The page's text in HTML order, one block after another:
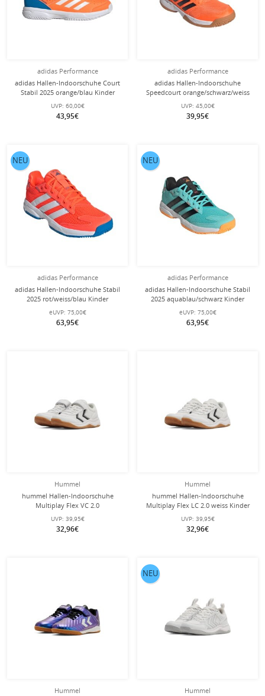
adidas Performance
adidas Hallen-Indoorschuhe Court
Stabil 2025 orange/blau Kinder
UVP: 60,00€
43,95€
adidas Performance
adidas Hallen-Indoorschuhe
Speedcourt orange/schwarz/weiss
Kinder
UVP: 45,00€
39,95€
adidas Performance
adidas Hallen-Indoorschuhe Stabil
2025 rot/weiss/blau Kinder
eUVP: 75,00€
63,95€
NEU
adidas Performance
adidas Hallen-Indoorschuhe Stabil
2025 aquablau/schwarz Kinder
eUVP: 75,00€
63,95€
NEU
Hummel
hummel Hallen-Indoorschuhe
Multiplay Flex VC 2.0
(Klettverschluss) weiss Kinder
UVP: 39,95€
32,96€
Hummel
hummel Hallen-Indoorschuhe
Multiplay Flex LC 2.0 weiss Kinder
UVP: 39,95€
32,96€
Hummel
Hummel
NEU